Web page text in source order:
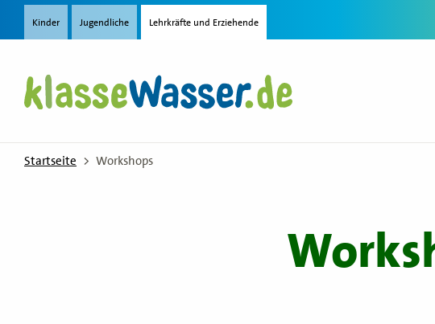
Kinder Jugendliche Lehrkräfte und Erziehende
Startseite Workshops